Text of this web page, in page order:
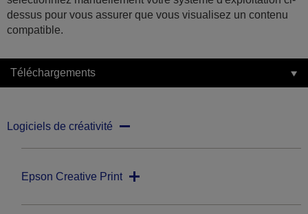
dessus pour vous assurer que vous visualisez un contenu
compatible.
Téléchargements
Logiciels de créativité
Epson Creative Print